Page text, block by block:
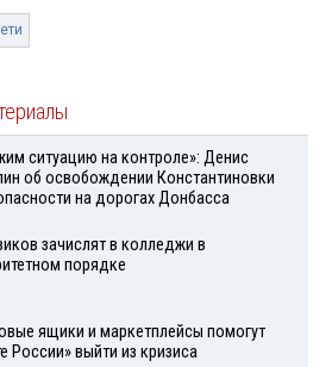
ситуацию на контроле»: Денис
об освобождении Константиновки
на дорогах Донбасса
зачислят в колледжи в
порядке
ящики и маркетплейсы помогут
России» выйти из кризиса